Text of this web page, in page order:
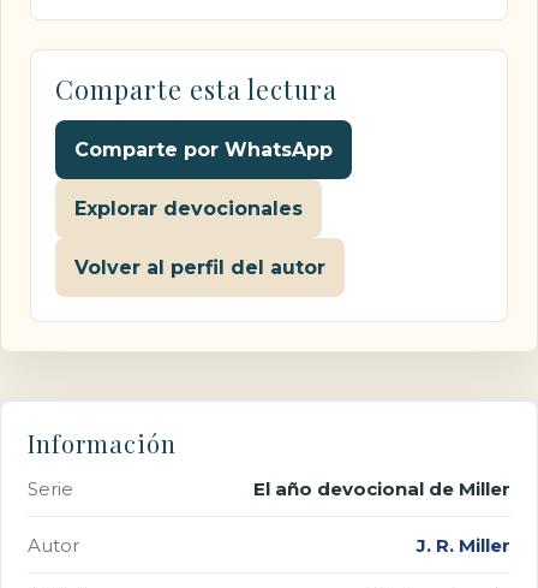
Comparte esta lectura
Comparte por WhatsApp
Explorar devocionales
Volver al perfil del autor
Información
Serie El año devocional de Miller
Autor J. R. Miller